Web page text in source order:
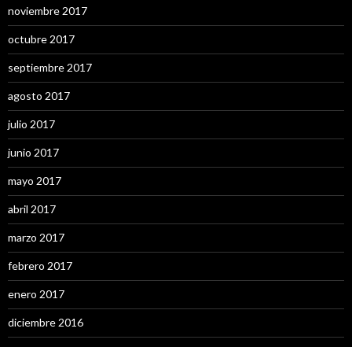
noviembre 2017
octubre 2017
septiembre 2017
agosto 2017
julio 2017
junio 2017
mayo 2017
abril 2017
marzo 2017
febrero 2017
enero 2017
diciembre 2016